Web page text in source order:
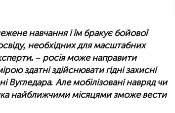
навчання і їм бракує бойової
необхідних для масштабних
– росія може направити
здатні здійснювати гідні захисні
Вугледара. Але мобілізовані навряд чи
найближчими місяцями зможе вести